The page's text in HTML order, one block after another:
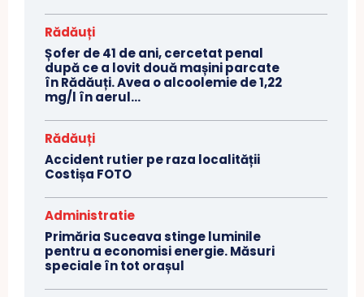
Rădăuți
Șofer de 41 de ani, cercetat penal
după ce a lovit două mașini parcate
în Rădăuți. Avea o alcoolemie de 1,22
mg/l în aerul...
Rădăuți
Accident rutier pe raza localității
Costișa FOTO
Administratie
Primăria Suceava stinge luminile
pentru a economisi energie. Măsuri
speciale în tot orașul